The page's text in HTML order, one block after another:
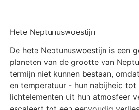
Hete Neptunuswoestijn
De hete Neptunuswoestijn is een
planeten van de grootte van
termijn niet kunnen bestaan,
en temperatuur - hun nabijheid
lichtelementen uit hun atmosfeer